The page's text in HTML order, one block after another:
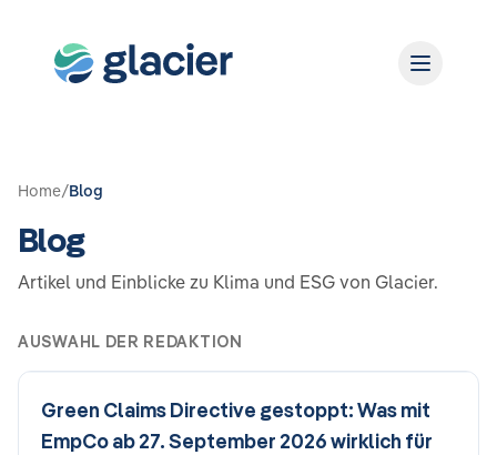
Home/Blog
Blog
Artikel und Einblicke zu Klima und ESG von Glacier.
AUSWAHL DER REDAKTION
Green Claims Directive gestoppt: Was mit
EmpCo ab 27. September 2026 wirklich für